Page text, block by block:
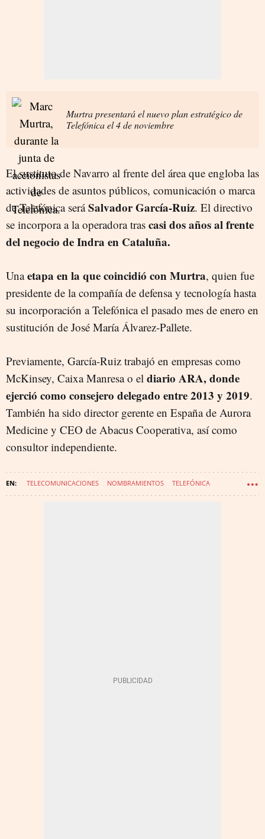
Murtra presentará el nuevo plan estratégico de
Telefónica el 4 de noviembre
El sustituto de Navarro al frente del área que engloba las
actividades de asuntos públicos, comunicación o marca
de Telefónica seráSalvador García-Ruiz. El directivo
se incorpora a la operadora tras casi dos años al frente
del negocio de Indra en Cataluña.
Unaetapa en la que coincidió con Murtra, quien fue
presidente de la compañía de defensa y tecnología hasta
su incorporación a Telefónica el pasado mes de enero en
sustitución de José María Álvarez-Pallete.
Previamente, García-Ruiz trabajó en empresas como
McKinsey, Caixa Manresa o el diario ARA, donde
ejerció como consejero delegado entre 2013 y 2019.
También ha sido director gerente en España de Aurora
Medicine y CEO de Abacus Cooperativa, así como
consultor independiente.
TELECOMUNICACIONES NOMBRAMIENTOS TELEFÓNICA